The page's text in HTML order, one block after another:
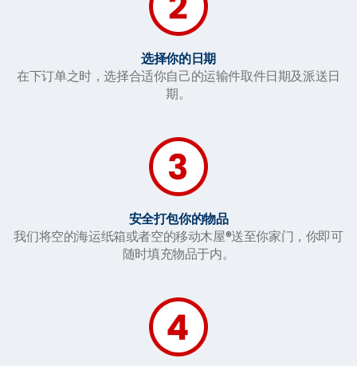
选择你的日期
在下订单之时，选择合适你自己的运输件取件日期及派送日
期。
安全打包你的物品
我们将空的海运纸箱或者空的移动木屋®送至你家门，你即可
随时填充物品于内。